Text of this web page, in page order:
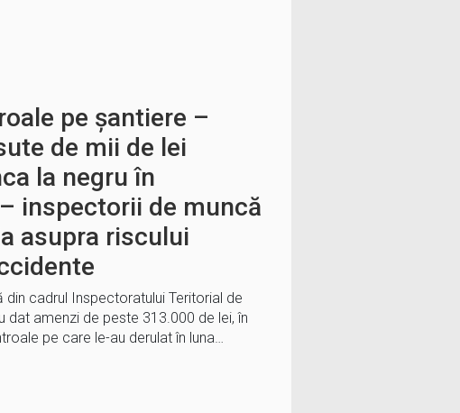
pe șantiere –
de mii de lei
la negru în
inspectorii de muncă
asupra riscului
din cadrul Inspectoratului Teritorial de
dat amenzi de peste 313.000 de lei, în
pe care le-au derulat în luna…